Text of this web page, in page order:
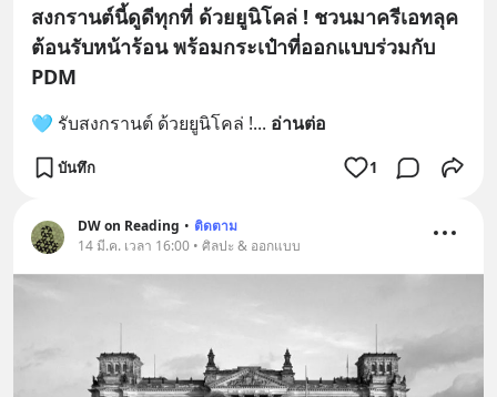
สงกรานต์นี้ดูดีทุกที่ ด้วยยูนิโคล่ ! ชวนมาครีเอทลุค
ต้อนรับหน้าร้อน พร้อมกระเป๋าที่ออกแบบร่วมกับ
PDM​
🩵 รับสงกรานต์ ด้วยยูนิโคล่ !​... อ่านต่อ
บันทึก 1
DW on Reading • ติดตาม
14 มี.ค. เวลา 16:00 • ศิลปะ & ออกแบบ